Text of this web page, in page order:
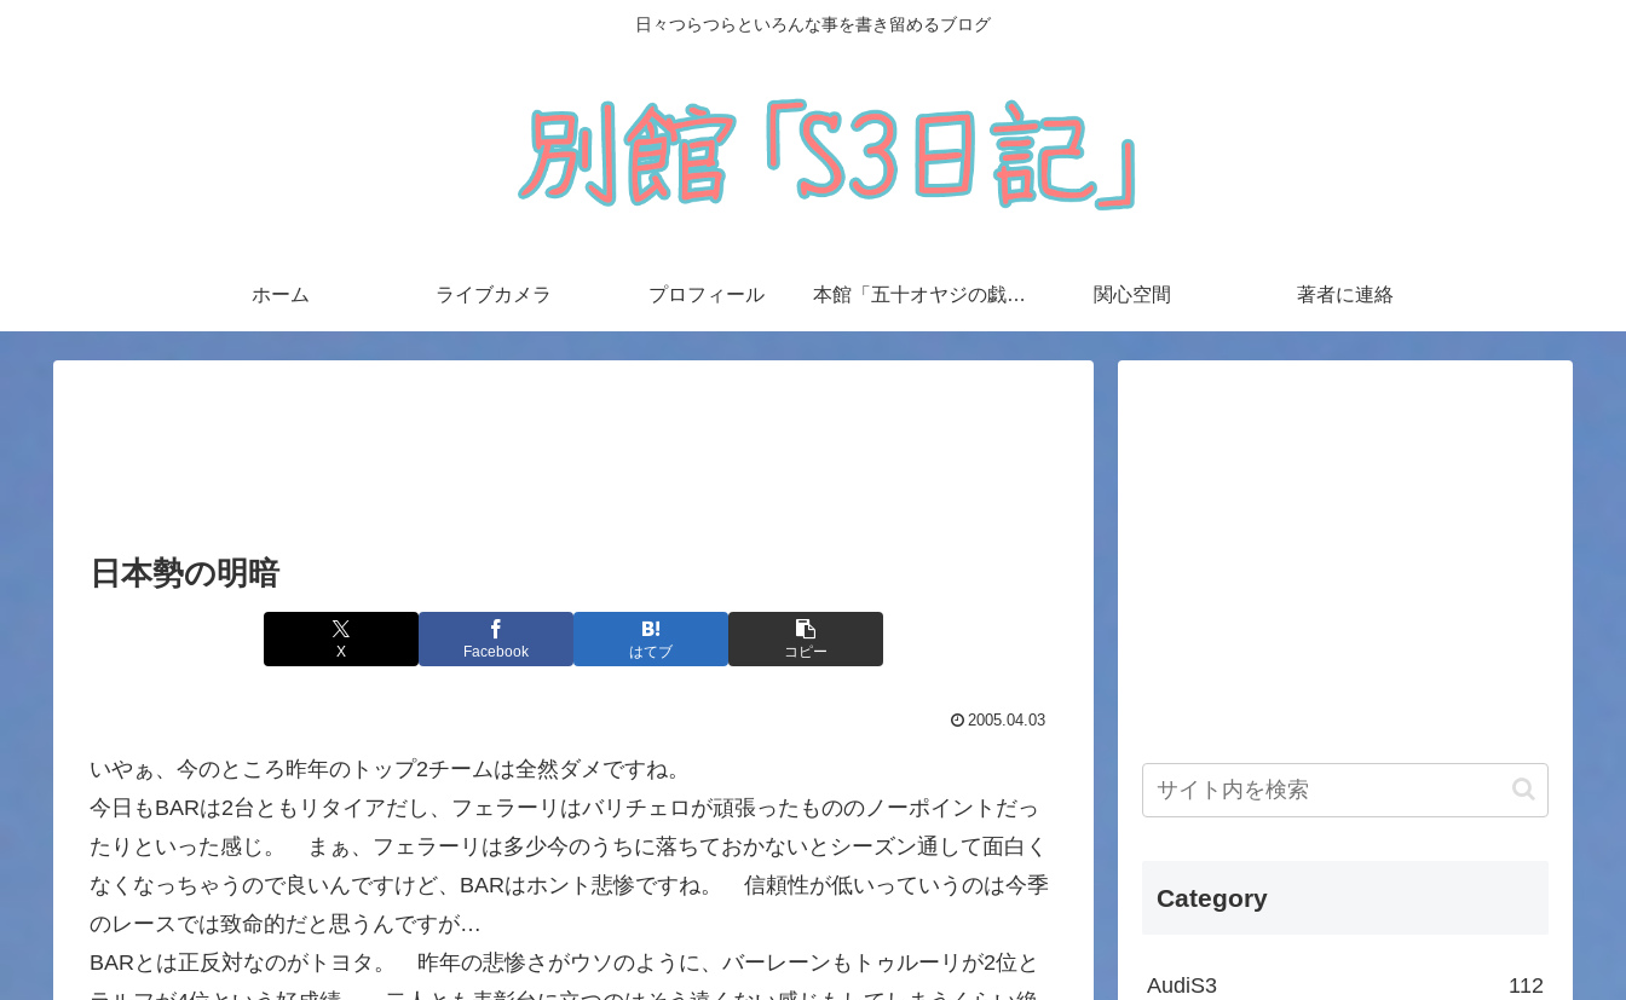
日々つらつらといろんな事を書き留めるブログ
ホーム ライブカメラ プロフィール 本館「五十オヤジの戯言日記」 関心空間 著者に連絡
日本勢の明暗
X Facebook はてブ コピー
2005.04.03
いやぁ、今のところ昨年のトップ2チームは全然ダメですね。
今日もBARは2台ともリタイアだし、フェラーリはバリチェロが頑張ったもののノーポイントだっ
たりといった感じ。 まぁ、フェラーリは多少今のうちに落ちておかないとシーズン通して面白く
なくなっちゃうので良いんですけど、BARはホント悲惨ですね。 信頼性が低いっていうのは今季
のレースでは致命的だと思うんですが…
BARとは正反対なのがトヨタ。 昨年の悲惨さがウソのように、バーレーンもトゥルーリが2位と
Category
AudiS3 112